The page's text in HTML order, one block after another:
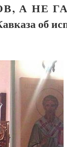
А НЕ
об